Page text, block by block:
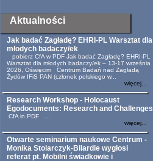
Aktualności
Jak badać Zagładę? EHRI-PL Warsztat dla
młodych badaczy/ek
pobierz CfA w PDF Jak badać Zagładę? EHRI-PL
Warsztat dla młodych badaczy/ek – 13-17 września
2026, Oświęcim Centrum Badań nad Zagładą
Żydów IFiS PAN (członek polskiego w...
więcej...
Research Workshop - Holocaust
Egodocuments: Research and Challenges
CfA in PDF ...
więcej...
Otwarte seminarium naukowe Centrum -
Monika Stolarczyk-Bilardie wygłosi
referat pt. Mobilni świadkowie i